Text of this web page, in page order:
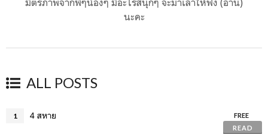
นะคะ
ALL POSTS
1 4 สหาย
FREE
READ